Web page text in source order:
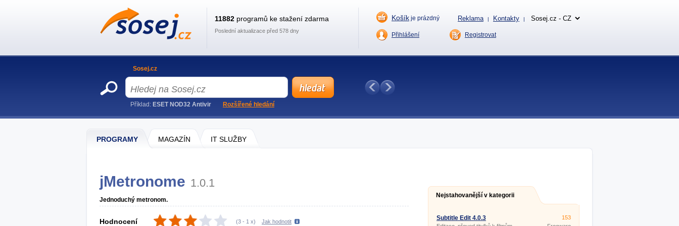
PROGRAMY MAGAZÍN IT SLUŽBY
jMetronome 1.0.1
Jednoduchý metronom.
Hodnocení (3 - 1 x) Jak hodnotit
Nejstahovanější v kategorii
Subtitle Edit 4.0.3
153
11882 programů ke stažení zdarma
Poslední aktualizace před 578 dny
Košík je prázdný Reklama | Kontakty |
Přihlášení Registrovat
Sosej.cz
Příklad: ESET NOD32 Antivir Rozšířené hledání